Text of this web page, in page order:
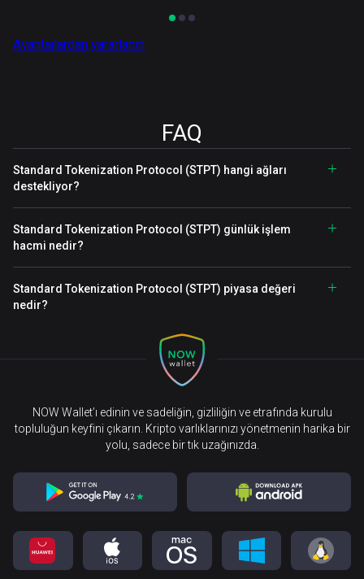
Avantajlardan yararlanın
FAQ
Standard Tokenization Protocol (STPT) hangi ağları
destekliyor?
Standard Tokenization Protocol (STPT) günlük işlem
hacmi nedir?
Standard Tokenization Protocol (STPT) piyasa değeri
nedir?
NOW Wallet’ı edinin ve sadeliğin, gizliliğin ve etrafında kurulu
topluluğun keyfini çıkarın. Kripto varlıklarınızı yönetmenin harika bir
yolu, sadece bir tık uzağınızda.